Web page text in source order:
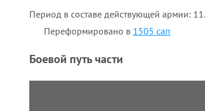
Период в составе действующей армии:
Переформировано в 1505 сап
Боевой путь части